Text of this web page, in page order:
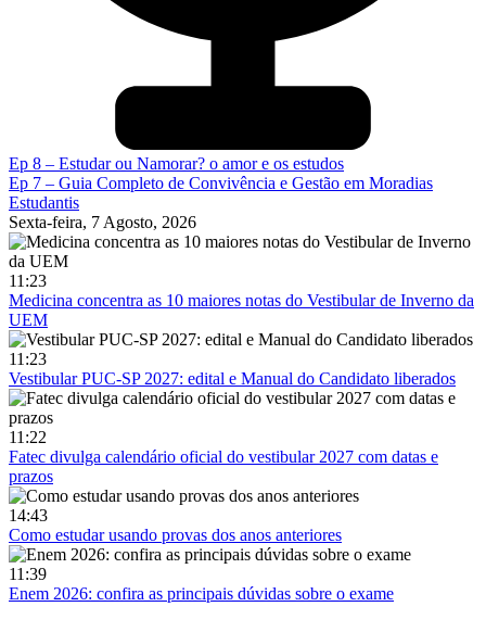
Ep 8 – Estudar ou Namorar? o amor e os estudos
Ep 7 – Guia Completo de Convivência e Gestão em Moradias
Estudantis
Sexta-feira, 7 Agosto, 2026
11:23
Medicina concentra as 10 maiores notas do Vestibular de Inverno da
UEM
11:23
Vestibular PUC-SP 2027: edital e Manual do Candidato liberados
11:22
Fatec divulga calendário oficial do vestibular 2027 com datas e
prazos
14:43
Como estudar usando provas dos anos anteriores
11:39
Enem 2026: confira as principais dúvidas sobre o exame